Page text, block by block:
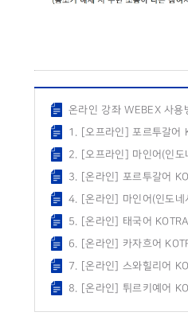
온라인 강좌 WEBEX 사
1. [오프라인] 포르투갈어
2. [오프라인] 마인어(인
3. [온라인] 포르투갈어
4. [온라인] 마인어(인도
5. [온라인] 태국어
6. [온라인] 카자흐어
7. [온라인] 스와힐리어
8. [온라인] 튀르키예어